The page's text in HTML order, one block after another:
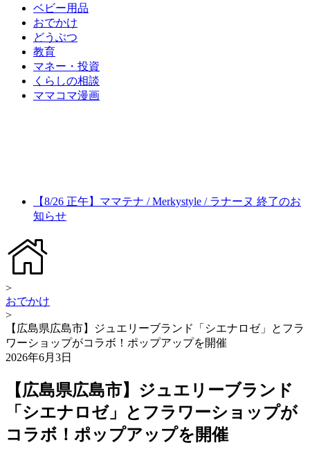
ベビー用品
おでかけ
どうぶつ
教育
マネー・投資
くらしの相談
ママコマ漫画
【8/26 正午】ママテナ / Merkystyle / ラナーヌ 終了のお
知らせ
>
おでかけ
>
【広島県広島市】ジュエリーブランド「シエナロゼ」とフラ
ワーショップがコラボ！ポップアップを開催
2026年6月3日
【広島県広島市】ジュエリーブランド
「シエナロゼ」とフラワーショップが
コラボ！ポップアップを開催